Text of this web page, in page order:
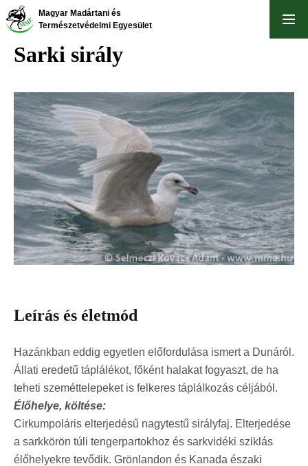
Ugrás
tartalomra
Magyar Madártani és
Természetvédelmi Egyesület
Sarki sirály
Leírás és életmód
Hazánkban eddig egyetlen előfordulása ismert a Dunáról.
Állati eredetű táplálékot, főként halakat fogyaszt, de ha
teheti szeméttelepeket is felkeres táplálkozás céljából.
Élőhelye, költése:
Cirkumpoláris elterjedésű nagytestű sirályfaj. Elterjedése
a sarkkörön túli tengerpartokhoz és sarkvidéki sziklás
élőhelyekre tevődik. Grönlandon és Kanada északi